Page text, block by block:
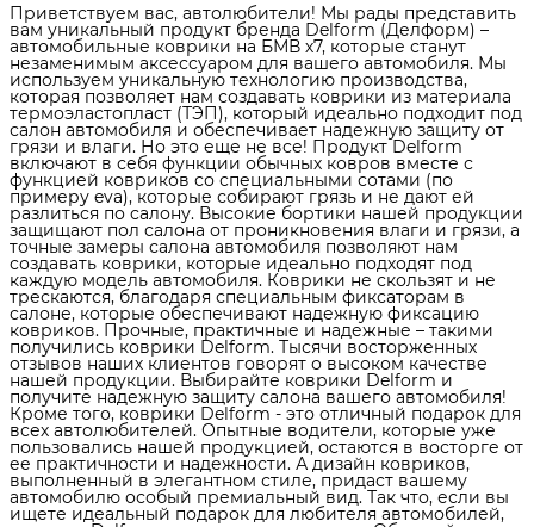
Приветствуем вас, автолюбители! Мы рады представить
вам уникальный продукт бренда Delform (Делформ) –
автомобильные коврики на БМВ х7, которые станут
незаменимым аксессуаром для вашего автомобиля. Мы
используем уникальную технологию производства,
которая позволяет нам создавать коврики из материала
термоэластопласт (ТЭП), который идеально подходит под
салон автомобиля и обеспечивает надежную защиту от
грязи и влаги. Но это еще не все! Продукт Delform
включают в себя функции обычных ковров вместе с
функцией ковриков со специальными сотами (по
примеру eva), которые собирают грязь и не дают ей
разлиться по салону. Высокие бортики нашей продукции
защищают пол салона от проникновения влаги и грязи, а
точные замеры салона автомобиля позволяют нам
создавать коврики, которые идеально подходят под
каждую модель автомобиля. Коврики не скользят и не
трескаются, благодаря специальным фиксаторам в
салоне, которые обеспечивают надежную фиксацию
ковриков. Прочные, практичные и надежные – такими
получились коврики Delform. Тысячи восторженных
отзывов наших клиентов говорят о высоком качестве
нашей продукции. Выбирайте коврики Delform и
получите надежную защиту салона вашего автомобиля!
Кроме того, коврики Delform - это отличный подарок для
всех автолюбителей. Опытные водители, которые уже
пользовались нашей продукцией, остаются в восторге от
ее практичности и надежности. А дизайн ковриков,
выполненный в элегантном стиле, придаст вашему
автомобилю особый премиальный вид. Так что, если вы
ищете идеальный подарок для любителя автомобилей,